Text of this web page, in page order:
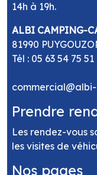
14h à 19h.
ALBI CAMPING-
81990
Tél : 05 63 54 75 51
Prendre
Les rendez-vous
les visites de
Nos pages